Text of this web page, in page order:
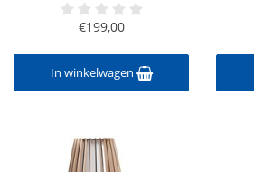
€199,00
In winkelwagen